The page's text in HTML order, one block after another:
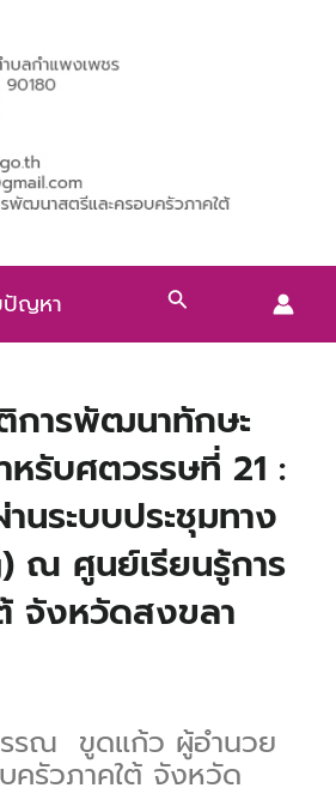
ญหา Search
การพัฒนาทักษะ
หรับศตวรรษที่ 21 :
นระบบประชุมทาง
ณ ศูนย์เรียนรู้การ
จังหวัดสงขลา
รณ ขูดแก้ว ผู้อำนวย
ครัวภาคใต้ จังหวัด